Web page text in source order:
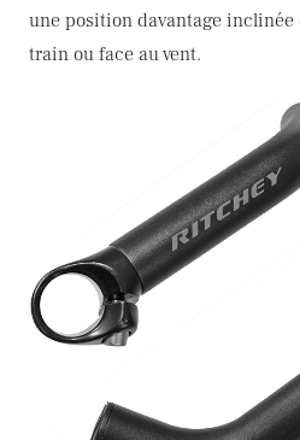
une position davantage
train ou face au vent.